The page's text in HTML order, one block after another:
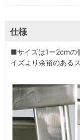
仕様
■サイズは1ー2cmの
イズより余裕のある